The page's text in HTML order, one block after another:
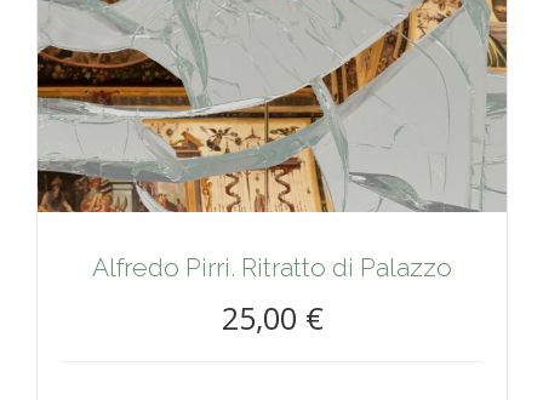
Alfredo Pirri. Ritratto di Palazzo
25,00 €